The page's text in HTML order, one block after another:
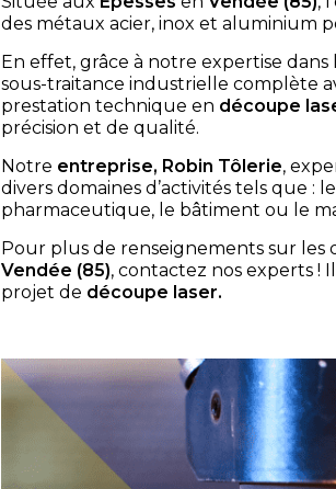
des métaux acier, inox et aluminium
En effet, grâce à notre expertise
sous-traitance industrielle complète
prestation technique en découpe
précision et de qualité.
Notre entreprise, Robin Tôlerie,
divers domaines d’activités tels que :
pharmaceutique, le bâtiment ou le
Pour plus de renseignements sur
Vendée (85), contactez nos experts !
projet de découpe laser.